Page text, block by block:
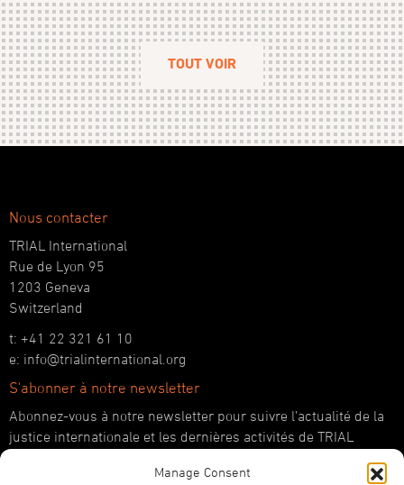
Manage Consent
TOUT VOIR
Nous contacter
TRIAL International
Rue de Lyon 95
1203 Geneva
Switzerland
t: +41 22 321 61 10
e: info@trialinternational.org
S'abonner à notre newsletter
Abonnez-vous à notre newsletter pour suivre l’actualité de la
justice internationale et les dernières activités de TRIAL